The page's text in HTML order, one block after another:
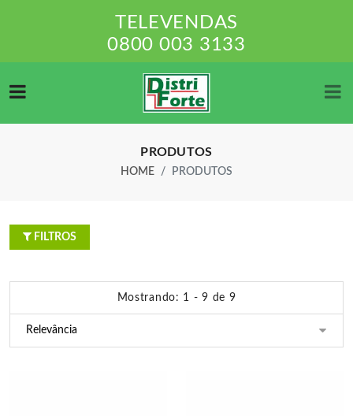
TELEVENDAS
0800 003 3133
PRODUTOS
HOME PRODUTOS
FILTROS
Mostrando: 1 - 9 de 9